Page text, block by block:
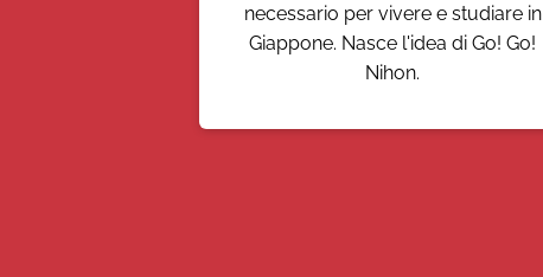
necessario per vivere e studiare in
Giappone. Nasce l'idea di Go! Go!
Nihon.